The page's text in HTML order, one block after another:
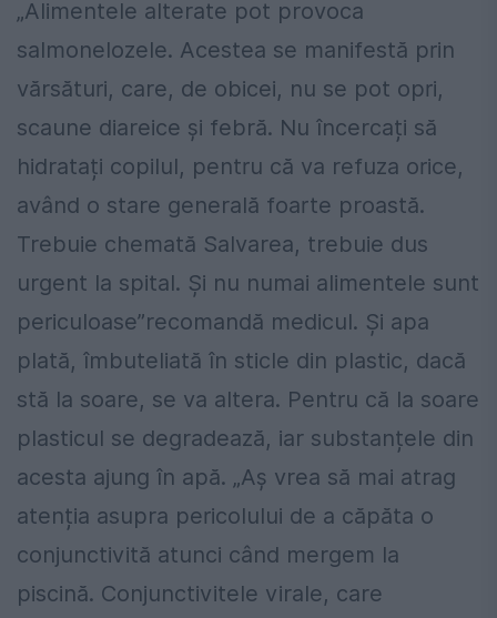
„Alimentele alterate pot provoca
salmonelozele. Acestea se manifestă prin
vărsături, care, de obicei, nu se pot opri,
scaune diareice și febră. Nu încercați să
hidratați copilul, pentru că va refuza orice,
având o stare generală foarte proastă.
Trebuie chemată Salvarea, trebuie dus
urgent la spital. Și nu numai alimentele sunt
periculoase”recomandă medicul. Și apa
plată, îmbuteliată în sticle din plastic, dacă
stă la soare, se va altera. Pentru că la soare
plasticul se degradează, iar substanțele din
acesta ajung în apă. „Aș vrea să mai atrag
atenția asupra pericolului de a căpăta o
conjunctivită atunci când mergem la
piscină. Conjunctivitele virale, care